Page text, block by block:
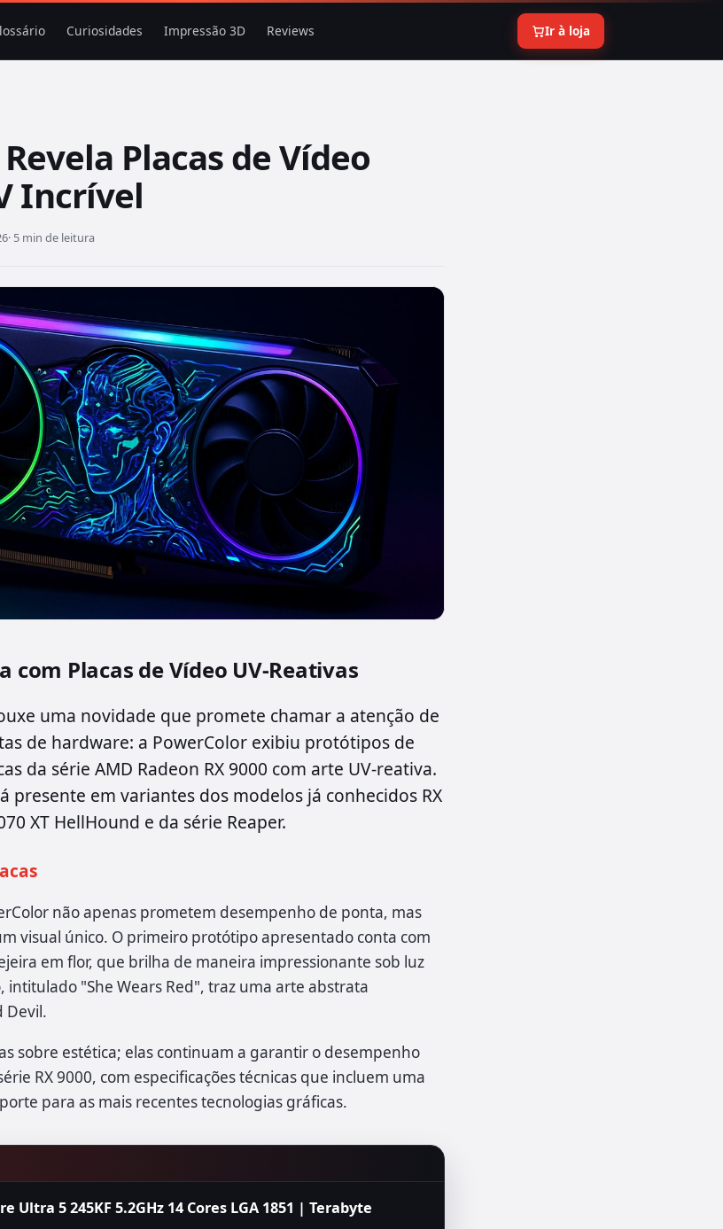
Curiosidades Impressão 3D Reviews Ir à loja
Placas de Vídeo
Incrível
· 5 min de leitura
com Placas de Vídeo UV-Reativas
uma novidade que promete chamar a atenção de
de hardware: a PowerColor exibiu protótipos de
da série AMD Radeon RX 9000 com arte UV-reativa.
presente em variantes dos modelos já conhecidos RX
XT HellHound e da série Reaper.
não apenas prometem desempenho de ponta, mas
visual único. O primeiro protótipo apresentado conta com
em flor, que brilha de maneira impressionante sob luz
intitulado "She Wears Red", traz uma arte abstrata
Devil.
sobre estética; elas continuam a garantir o desempenho
RX 9000, com especificações técnicas que incluem uma
para as mais recentes tecnologias gráficas.
Ultra 5 245KF 5.2GHz 14 Cores LGA 1851 | Terabyte